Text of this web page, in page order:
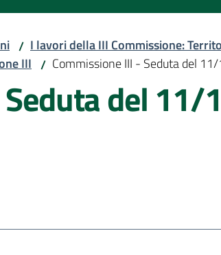
/ I lavori della III Commissione:
III / Commissione III - Seduta del
del